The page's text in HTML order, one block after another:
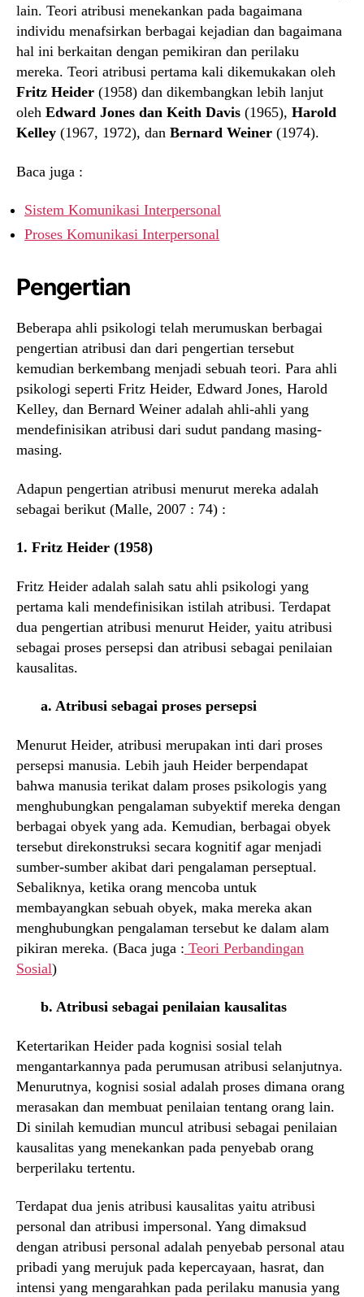
lain. Teori atribusi menekankan pada bagaimana
individu menafsirkan berbagai kejadian dan bagaimana
hal ini berkaitan dengan pemikiran dan perilaku
mereka. Teori atribusi pertama kali dikemukakan oleh
Fritz Heider (1958) dan dikembangkan lebih lanjut
oleh Edward Jones dan Keith Davis (1965), Harold
Kelley (1967, 1972), dan Bernard Weiner (1974).
Baca juga :
Sistem Komunikasi Interpersonal
Proses Komunikasi Interpersonal
Pengertian
Beberapa ahli psikologi telah merumuskan berbagai
pengertian atribusi dan dari pengertian tersebut
kemudian berkembang menjadi sebuah teori. Para ahli
psikologi seperti Fritz Heider, Edward Jones, Harold
Kelley, dan Bernard Weiner adalah ahli-ahli yang
mendefinisikan atribusi dari sudut pandang masing-
masing.
Adapun pengertian atribusi menurut mereka adalah
sebagai berikut (Malle, 2007 : 74) :
1. Fritz Heider (1958)
Fritz Heider adalah salah satu ahli psikologi yang
pertama kali mendefinisikan istilah atribusi. Terdapat
dua pengertian atribusi menurut Heider, yaitu atribusi
sebagai proses persepsi dan atribusi sebagai penilaian
kausalitas.
a. Atribusi sebagai proses persepsi
Menurut Heider, atribusi merupakan inti dari proses
persepsi manusia. Lebih jauh Heider berpendapat
bahwa manusia terikat dalam proses psikologis yang
menghubungkan pengalaman subyektif mereka dengan
berbagai obyek yang ada. Kemudian, berbagai obyek
tersebut direkonstruksi secara kognitif agar menjadi
sumber-sumber akibat dari pengalaman perseptual.
Sebaliknya, ketika orang mencoba untuk
membayangkan sebuah obyek, maka mereka akan
menghubungkan pengalaman tersebut ke dalam alam
pikiran mereka. (Baca juga : Teori Perbandingan
Sosial)
b. Atribusi sebagai penilaian kausalitas
Ketertarikan Heider pada kognisi sosial telah
mengantarkannya pada perumusan atribusi selanjutnya.
Menurutnya, kognisi sosial adalah proses dimana orang
merasakan dan membuat penilaian tentang orang lain.
Di sinilah kemudian muncul atribusi sebagai penilaian
kausalitas yang menekankan pada penyebab orang
berperilaku tertentu.
Terdapat dua jenis atribusi kausalitas yaitu atribusi
personal dan atribusi impersonal. Yang dimaksud
dengan atribusi personal adalah penyebab personal atau
pribadi yang merujuk pada kepercayaan, hasrat, dan
intensi yang mengarahkan pada perilaku manusia yang